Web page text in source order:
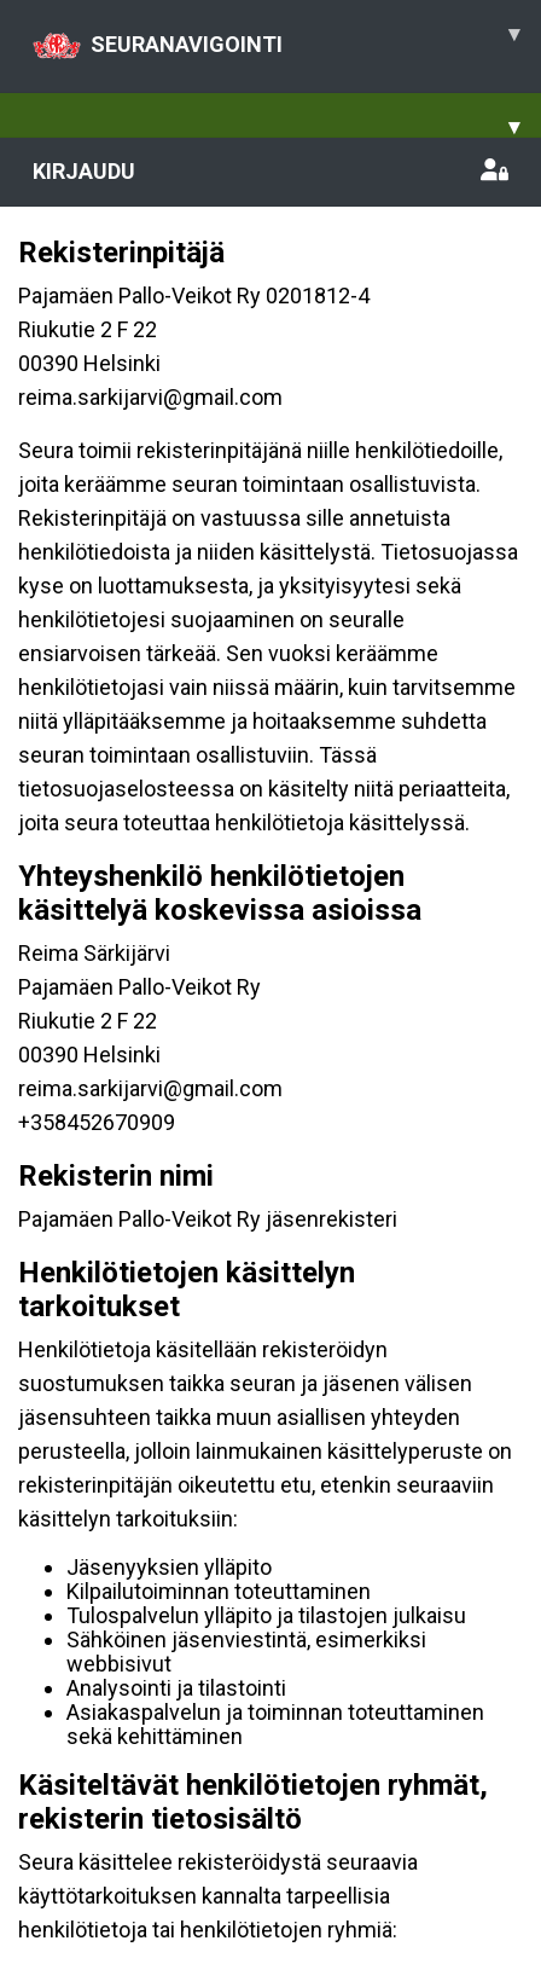
SEURANAVIGOINTI ▾
▾
KIRJAUDU
Rekisterinpitäjä
Pajamäen Pallo-Veikot Ry 0201812-4
Riukutie 2 F 22
00390 Helsinki
reima.sarkijarvi@gmail.com
Seura toimii rekisterinpitäjänä niille henkilötiedoille,
joita keräämme seuran toimintaan osallistuvista.
Rekisterinpitäjä on vastuussa sille annetuista
henkilötiedoista ja niiden käsittelystä. Tietosuojassa
kyse on luottamuksesta, ja yksityisyytesi sekä
henkilötietojesi suojaaminen on seuralle
ensiarvoisen tärkeää. Sen vuoksi keräämme
henkilötietojasi vain niissä määrin, kuin tarvitsemme
niitä ylläpitääksemme ja hoitaaksemme suhdetta
seuran toimintaan osallistuviin. Tässä
tietosuojaselosteessa on käsitelty niitä periaatteita,
joita seura toteuttaa henkilötietoja käsittelyssä.
Yhteyshenkilö henkilötietojen
käsittelyä koskevissa asioissa
Reima Särkijärvi
Pajamäen Pallo-Veikot Ry
Riukutie 2 F 22
00390 Helsinki
reima.sarkijarvi@gmail.com
+358452670909
Rekisterin nimi
Pajamäen Pallo-Veikot Ry jäsenrekisteri
Henkilötietojen käsittelyn
tarkoitukset
Henkilötietoja käsitellään rekisteröidyn
suostumuksen taikka seuran ja jäsenen välisen
jäsensuhteen taikka muun asiallisen yhteyden
perusteella, jolloin lainmukainen käsittelyperuste on
rekisterinpitäjän oikeutettu etu, etenkin seuraaviin
käsittelyn tarkoituksiin:
Jäsenyyksien ylläpito
Kilpailutoiminnan toteuttaminen
Tulospalvelun ylläpito ja tilastojen julkaisu
Sähköinen jäsenviestintä, esimerkiksi
webbisivut
Analysointi ja tilastointi
Asiakaspalvelun ja toiminnan toteuttaminen
sekä kehittäminen
Käsiteltävät henkilötietojen ryhmät,
rekisterin tietosisältö
Seura käsittelee rekisteröidystä seuraavia
käyttötarkoituksen kannalta tarpeellisia
henkilötietoja tai henkilötietojen ryhmiä: